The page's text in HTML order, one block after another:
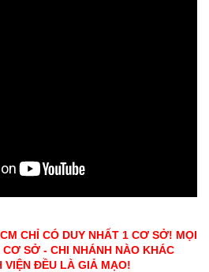
CHỈ CÓ DUY NHẤT 1 CƠ SỞ! MỌI
SỞ - CHI NHÁNH NÀO KHÁC
VIỆN ĐỀU LÀ GIẢ MẠO!